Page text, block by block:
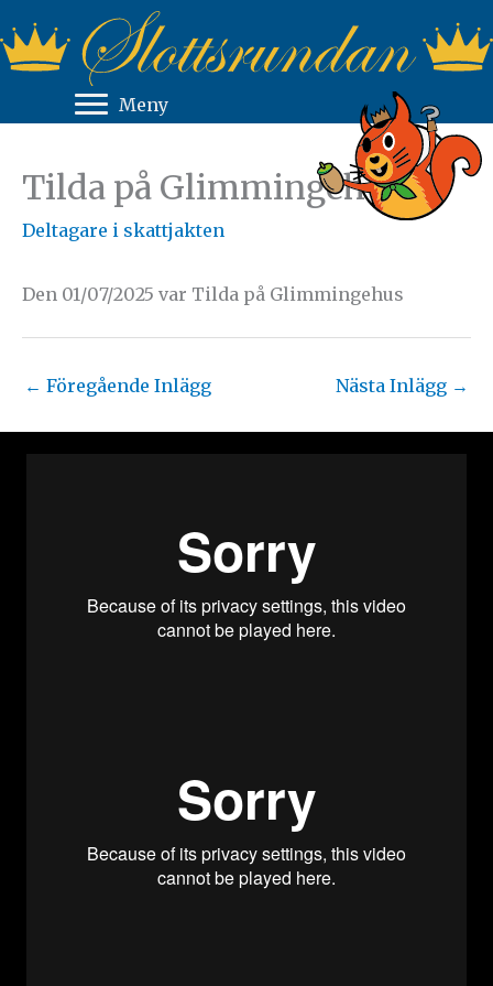
till
innehåll
Meny
Tilda på Glimmingehus
Deltagare i skattjakten
Den 01/07/2025 var Tilda på Glimmingehus
← Föregående Inlägg Nästa Inlägg →